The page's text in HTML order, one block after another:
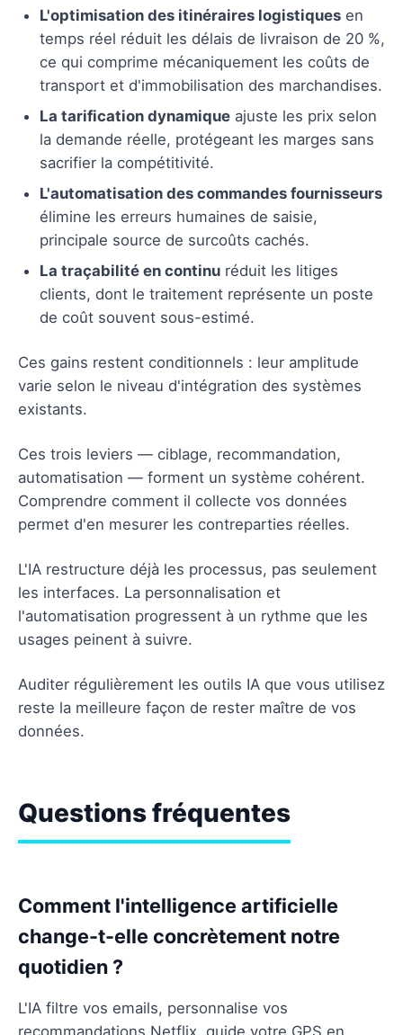
L'optimisation des itinéraires logistiques en
temps réel réduit les délais de livraison de 20 %,
ce qui comprime mécaniquement les coûts de
transport et d'immobilisation des marchandises.
La tarification dynamique ajuste les prix selon
la demande réelle, protégeant les marges sans
sacrifier la compétitivité.
L'automatisation des commandes fournisseurs
élimine les erreurs humaines de saisie,
principale source de surcoûts cachés.
La traçabilité en continu réduit les litiges
clients, dont le traitement représente un poste
de coût souvent sous-estimé.
Ces gains restent conditionnels : leur amplitude
varie selon le niveau d'intégration des systèmes
existants.
Ces trois leviers — ciblage, recommandation,
automatisation — forment un système cohérent.
Comprendre comment il collecte vos données
permet d'en mesurer les contreparties réelles.
L'IA restructure déjà les processus, pas seulement
les interfaces. La personnalisation et
l'automatisation progressent à un rythme que les
usages peinent à suivre.
Auditer régulièrement les outils IA que vous utilisez
reste la meilleure façon de rester maître de vos
données.
Questions fréquentes
Comment l'intelligence artificielle
change-t-elle concrètement notre
quotidien ?
L'IA filtre vos emails, personnalise vos
recommandations Netflix, guide votre GPS en